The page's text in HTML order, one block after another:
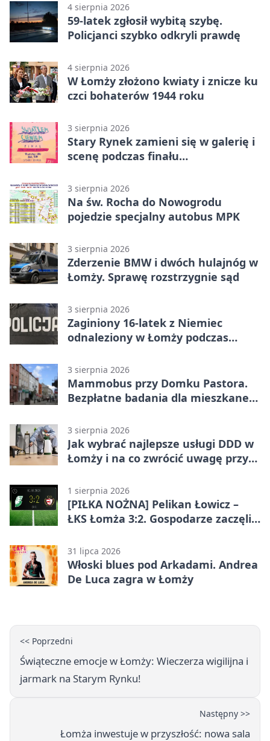
4 sierpnia 2026
59-latek zgłosił wybitą szybę.
Policjanci szybko odkryli prawdę
4 sierpnia 2026
W Łomży złożono kwiaty i znicze ku
czci bohaterów 1944 roku
3 sierpnia 2026
Stary Rynek zamieni się w galerię i
scenę podczas finału
3 sierpnia 2026
Na św. Rocha do Nowogrodu
pojedzie specjalny autobus MPK
3 sierpnia 2026
Zderzenie BMW i dwóch hulajnóg w
Łomży. Sprawę rozstrzygnie sąd
3 sierpnia 2026
Zaginiony 16-latek z Niemiec
odnaleziony w Łomży podczas
3 sierpnia 2026
Mammobus przy Domku Pastora.
Bezpłatne badania dla mieszkanek
3 sierpnia 2026
Jak wybrać najlepsze usługi DDD w
Łomży i na co zwrócić uwagę przy
1 sierpnia 2026
[PIŁKA NOŻNA] Pelikan Łowicz –
ŁKS Łomża 3:2. Gospodarze zaczęli
Liga Grupa 1 (Grupa I)
31 lipca 2026
Włoski blues pod Arkadami. Andrea
De Luca zagra w Łomży
<< Poprzedni
Świąteczne emocje w Łomży: Wieczerza wigilijna i
jarmark na Starym Rynku!
Następny >>
Łomża inwestuje w przyszłość: nowa sala